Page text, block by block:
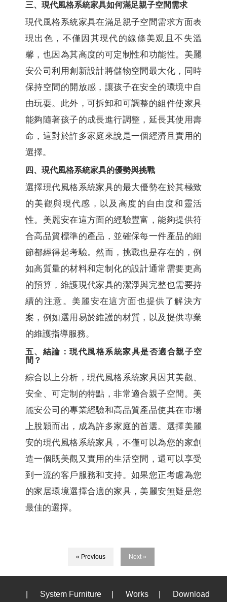
三、現代風格系統家具如何滿足親子空間需求
現代風格系統家具在滿足親子空間需求方面表
現出色，不僅因其現代的線條美观且不失溫
馨，也因為其高度的可定制性和功能性。美麗
安公司利用創新設計將儲物空間最大化，同時
保持空間的開放感，讓孩子在安全的環境中自
由玩耍。此外，可拆卸和可調整的組件使家具
能夠隨著孩子的成長進行調整，延長其使用壽
命，這對於許多家庭來說是一個經濟且實用的
選擇。
四、現代風格系統家具的優勢與挑戰
選擇現代風格系統家具的最大優勢在於其極致
的美觀與現代感，以及高度的自由度和靈活
性。美麗安在這方面的經驗豐富，能夠提供符
合高品質標準的產品，並確保每一件產品的細
節都經得起考驗。然而，挑戰也是存在的，例
如高質量的材料和定制化的設計通常需要更高
的預算，維護現代家具的潔淨與完整也需要持
續的注意。美麗安在這方面也提供了解決方
案，例如選用易於維護的材質，以及提供專業
的維護指導服務。
五、結論：現代風格系統家具是否適合親子空
間？
綜合以上分析，現代風格系統家具因其美觀、
安全、可定制的特點，非常適合親子空間。美
麗安公司的專業經驗和高品質產品使其在市場
上脫穎而出，成為許多家庭的首選。選擇美麗
安的現代風格系統家具，不僅可以為您的家創
造一個既美觀又實用的生活空間，還可以享受
到一流的客戶服務和支持。如果您正考慮為您
的家居環境選擇合適的家具，美麗安無疑是您
最佳的選擇。
« Previous Next »
System Furniture Works Download